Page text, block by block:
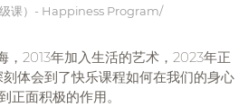
课）- Happiness Program/
，2013年加入生活的艺术，2023年正
体会到了快乐课程如何在我们的身心
正面积极的作用。